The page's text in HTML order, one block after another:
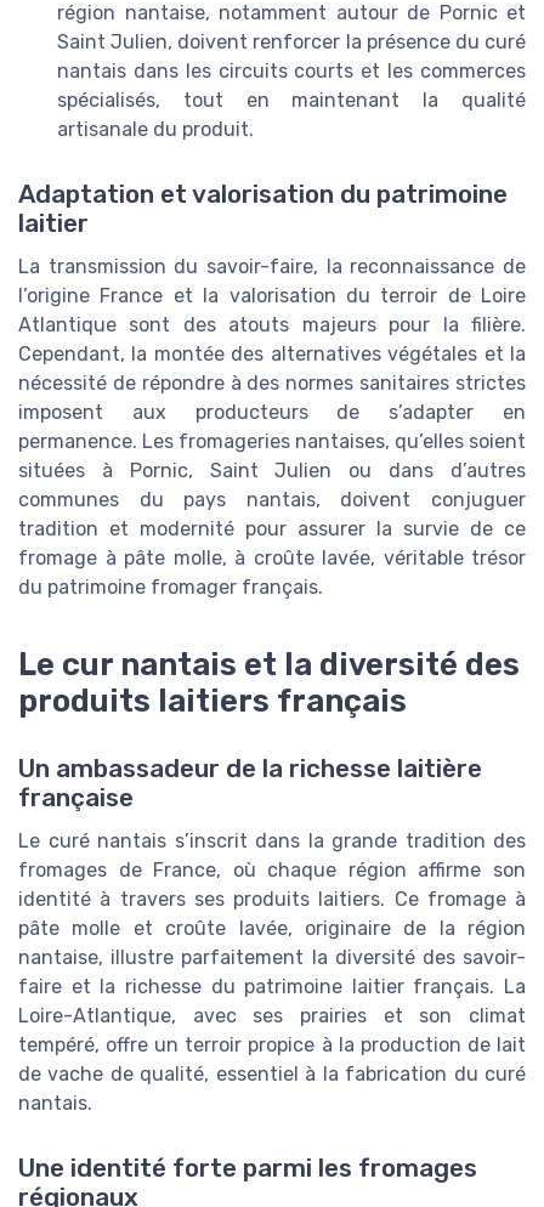
région nantaise, notamment autour de Pornic et
Saint Julien, doivent renforcer la présence du curé
nantais dans les circuits courts et les commerces
spécialisés, tout en maintenant la qualité
artisanale du produit.
Adaptation et valorisation du patrimoine
laitier
La transmission du savoir-faire, la reconnaissance de
l’origine France et la valorisation du terroir de Loire
Atlantique sont des atouts majeurs pour la filière.
Cependant, la montée des alternatives végétales et la
nécessité de répondre à des normes sanitaires strictes
imposent aux producteurs de s’adapter en
permanence. Les fromageries nantaises, qu’elles soient
situées à Pornic, Saint Julien ou dans d’autres
communes du pays nantais, doivent conjuguer
tradition et modernité pour assurer la survie de ce
fromage à pâte molle, à croûte lavée, véritable trésor
du patrimoine fromager français.
Le cur nantais et la diversité des
produits laitiers français
Un ambassadeur de la richesse laitière
française
Le curé nantais s’inscrit dans la grande tradition des
fromages de France, où chaque région affirme son
identité à travers ses produits laitiers. Ce fromage à
pâte molle et croûte lavée, originaire de la région
nantaise, illustre parfaitement la diversité des savoir-
faire et la richesse du patrimoine laitier français. La
Loire-Atlantique, avec ses prairies et son climat
tempéré, offre un terroir propice à la production de lait
de vache de qualité, essentiel à la fabrication du curé
nantais.
Une identité forte parmi les fromages
régionaux